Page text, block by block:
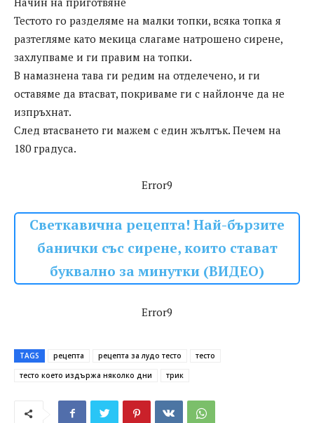
Тестото го разделяме на малки топки, всяка топка я
разтегляме като мекица слагаме натрошено сирене,
захлупваме и ги правим на топки.
В намазнена тава ги редим на отделечено, и ги
оставяме да втасват, покриваме ги с найлонче да не
изпръхнат.
След втасването ги мажем с един жълтък. Печем на
180 градуса.
Error9
Светкавична рецепта! Най-бързите
банички със сирене, които стават
буквално за минутки (ВИДЕО)
Error9
TAGS рецепта рецепта за лудо тесто
тесто
тесто което издържа няколко дни
трик